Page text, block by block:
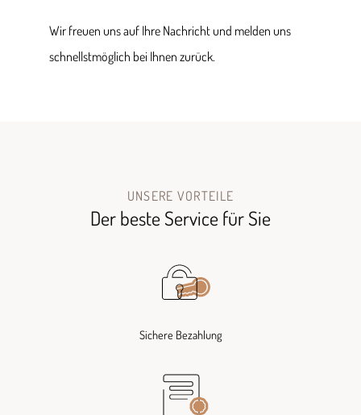
Wir freuen uns auf Ihre Nachricht und melden uns
schnellstmöglich bei Ihnen zurück.
UNSERE VORTEILE
Der beste Service für Sie
Sichere Bezahlung